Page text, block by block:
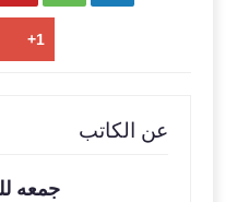
عن الكاتب
جمعه